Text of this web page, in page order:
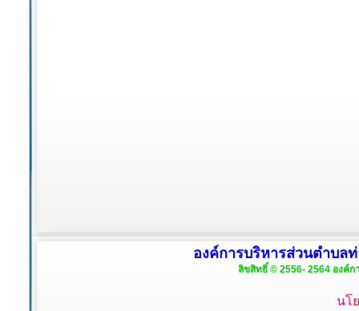
องค์การบริหารส่วนตำบลท่
ลิขสิทธิ์ © 2556- 2564 องค์
นโ